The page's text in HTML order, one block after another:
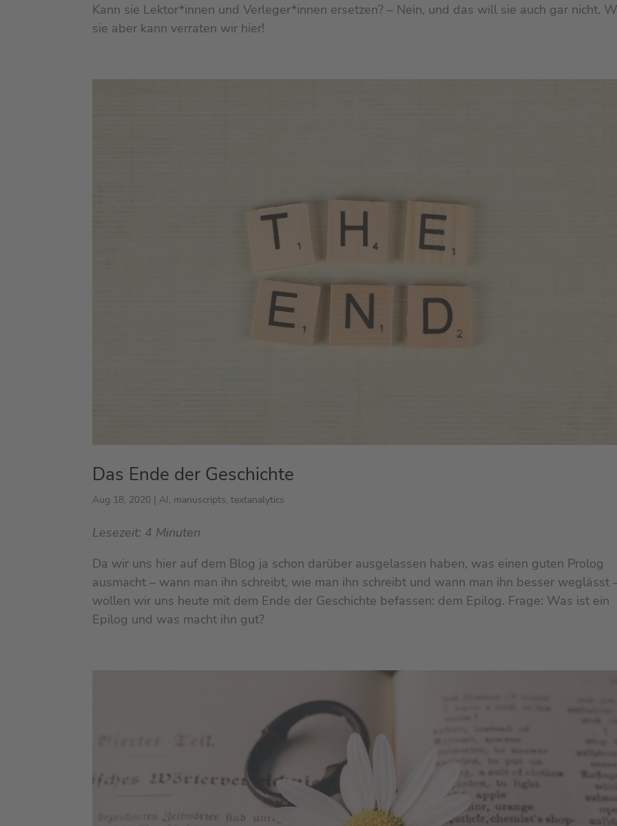
Kann sie Lektor*innen und Verleger*innen ersetzen? – Nein, und das will sie auch gar nicht.
sie aber kann verraten wir hier!
Das Ende der Geschichte
Aug 18, 2020 |AI, manuscripts,textanalytics
Lesezeit: 4 Minuten
Da wir uns hier auf dem Blog ja schon darüber ausgelassen haben, was einen guten Prolog
ausmacht – wann man ihn schreibt, wie man ihn schreibt und wann man ihn besser weglässt
wollen wir uns heute mit dem Ende der Geschichte befassen: dem Epilog. Frage: Was ist ein
Epilog und was macht ihn gut?